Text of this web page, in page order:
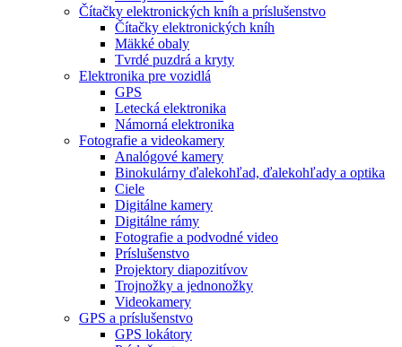
Čítačky elektronických kníh a príslušenstvo
Čítačky elektronických kníh
Mäkké obaly
Tvrdé puzdrá a kryty
Elektronika pre vozidlá
GPS
Letecká elektronika
Námorná elektronika
Fotografie a videokamery
Analógové kamery
Binokulárny ďalekohľad, ďalekohľady a optika
Ciele
Digitálne kamery
Digitálne rámy
Fotografie a podvodné video
Príslušenstvo
Projektory diapozitívov
Trojnožky a jednonožky
Videokamery
GPS a príslušenstvo
GPS lokátory